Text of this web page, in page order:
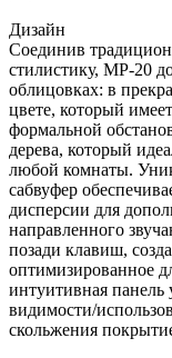
Дизайн
Соединив
стилистику, МР-20
облицовках: в
цвете, который
формальной
дерева, который
любой комнаты.
сабвуфер
дисперсии для
направленного
позади клавиш,
оптимизированное
интуитивная панель
видимости/
скольжения